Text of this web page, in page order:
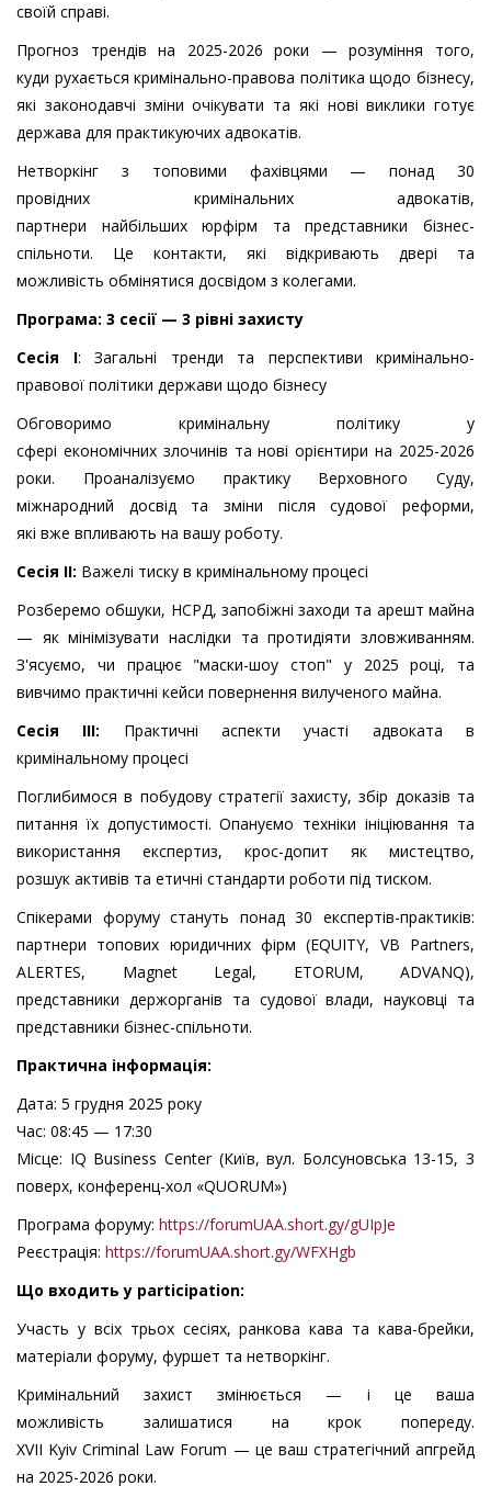
своїй справі.
Прогноз трендів на 2025-2026 роки — розуміння того,
куди рухається кримінально-правова політика щодо бізнесу,
які законодавчі зміни очікувати та які нові виклики готує
держава для практикуючих адвокатів.
Нетворкінг з топовими фахівцями — понад 30
провідних кримінальних адвокатів,
партнери найбільших юрфірм та представники бізнес-
спільноти. Це контакти, які відкривають двері та
можливість обмінятися досвідом з колегами.
Програма: 3 сесії — 3 рівні захисту
Сесія І: Загальні тренди та перспективи кримінально-
правової політики держави щодо бізнесу
Обговоримо кримінальну політику у
сфері економічних злочинів та нові орієнтири на 2025-2026
роки. Проаналізуємо практику Верховного Суду,
міжнародний досвід та зміни після судової реформи,
які вже впливають на вашу роботу.
Сесія ІІ: Важелі тиску в кримінальному процесі
Розберемо обшуки, НСРД, запобіжні заходи та арешт майна
— як мінімізувати наслідки та протидіяти зловживанням.
З'ясуємо, чи працює "маски-шоу стоп" у 2025 році, та
вивчимо практичні кейси повернення вилученого майна.
Сесія ІІІ: Практичні аспекти участі адвоката в
кримінальному процесі
Поглибимося в побудову стратегії захисту, збір доказів та
питання їх допустимості. Опануємо техніки ініціювання та
використання експертиз, крос-допит як мистецтво,
розшук активів та етичні стандарти роботи під тиском.
Спікерами форуму стануть понад 30 експертів-практиків:
партнери топових юридичних фірм (EQUITY, VB Partners,
ALERTES, Magnet Legal, ETORUM, ADVANQ),
представники держорганів та судової влади, науковці та
представники бізнес-спільноти.
Практична інформація:
Дата: 5 грудня 2025 року
Час: 08:45 — 17:30
Місце: IQ Business Center (Київ, вул. Болсуновська 13-15, 3
поверх, конференц-хол «QUORUM»)
Програма форуму: https://forumUAA.short.gy/gUIpJe
Реєстрація: https://forumUAA.short.gy/WFXHgb
Що входить у participation:
Участь у всіх трьох сесіях, ранкова кава та кава-брейки,
матеріали форуму, фуршет та нетворкінг.
Кримінальний захист змінюється — і це ваша
можливість залишатися на крок попереду.
XVII Kyiv Criminal Law Forum — це ваш стратегічний апгрейд
на 2025-2026 роки.